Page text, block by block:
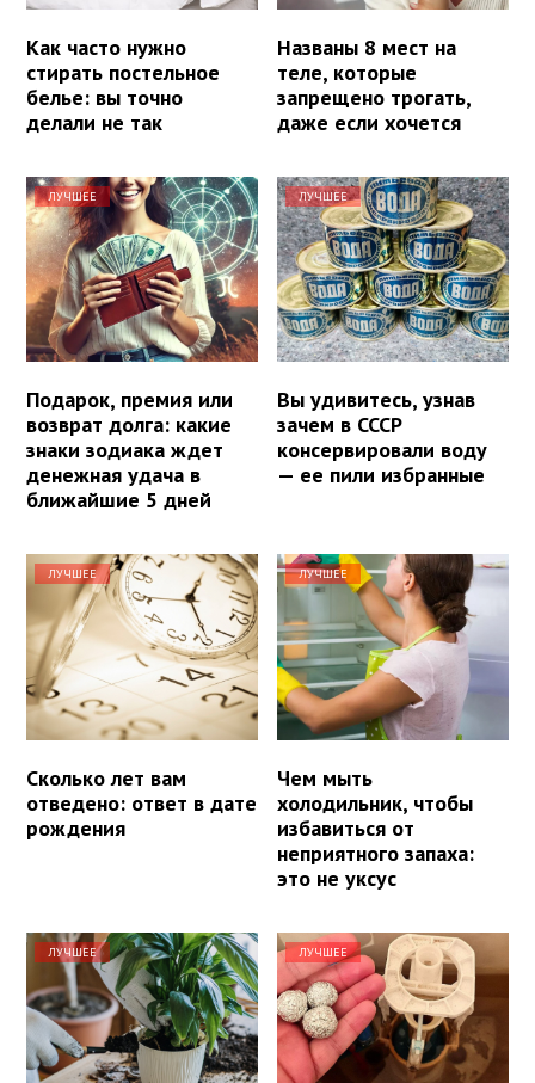
Как часто нужно
стирать постельное
белье: вы точно
делали не так
Названы 8 мест на
теле, которые
запрещено трогать,
даже если хочется
ЛУЧШЕЕ
Подарок, премия или
возврат долга: какие
знаки зодиака ждет
денежная удача в
ближайшие 5 дней
ЛУЧШЕЕ
Вы удивитесь, узнав
зачем в СССР
консервировали воду
— ее пили избранные
ЛУЧШЕЕ
Сколько лет вам
отведено: ответ в дате
рождения
ЛУЧШЕЕ
Чем мыть
холодильник, чтобы
избавиться от
неприятного запаха:
это не уксус
ЛУЧШЕЕ ЛУЧШЕЕ